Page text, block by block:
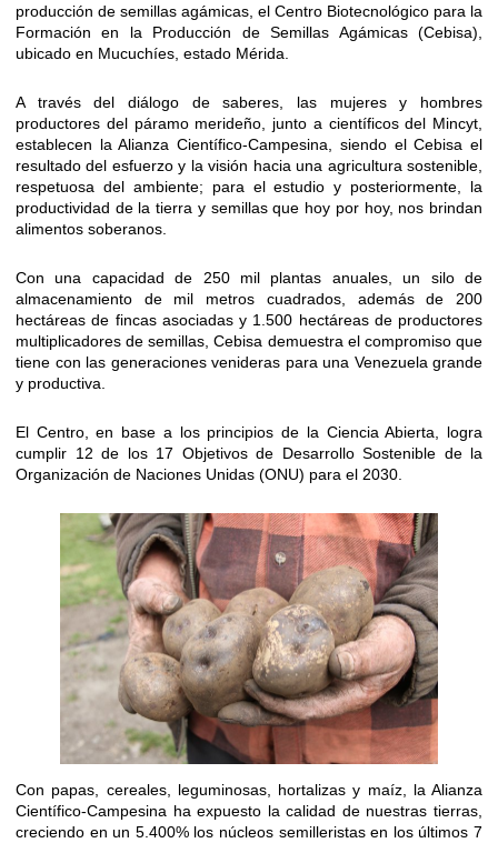
producción de semillas agámicas, el Centro Biotecnológico para la
Formación en la Producción de Semillas Agámicas (Cebisa),
ubicado en Mucuchíes, estado Mérida.
A través del diálogo de saberes, las mujeres y hombres
productores del páramo merideño, junto a científicos del Mincyt,
establecen la Alianza Científico-Campesina, siendo el Cebisa el
resultado del esfuerzo y la visión hacia una agricultura sostenible,
respetuosa del ambiente; para el estudio y posteriormente, la
productividad de la tierra y semillas que hoy por hoy, nos brindan
alimentos soberanos.
Con una capacidad de 250 mil plantas anuales, un silo de
almacenamiento de mil metros cuadrados, además de 200
hectáreas de fincas asociadas y 1.500 hectáreas de productores
multiplicadores de semillas, Cebisa demuestra el compromiso que
tiene con las generaciones venideras para una Venezuela grande
y productiva.
El Centro, en base a los principios de la Ciencia Abierta, logra
cumplir 12 de los 17 Objetivos de Desarrollo Sostenible de la
Organización de Naciones Unidas (ONU) para el 2030.
Con papas, cereales, leguminosas, hortalizas y maíz, la Alianza
Científico-Campesina ha expuesto la calidad de nuestras tierras,
creciendo en un 5.400% los núcleos semilleristas en los últimos 7